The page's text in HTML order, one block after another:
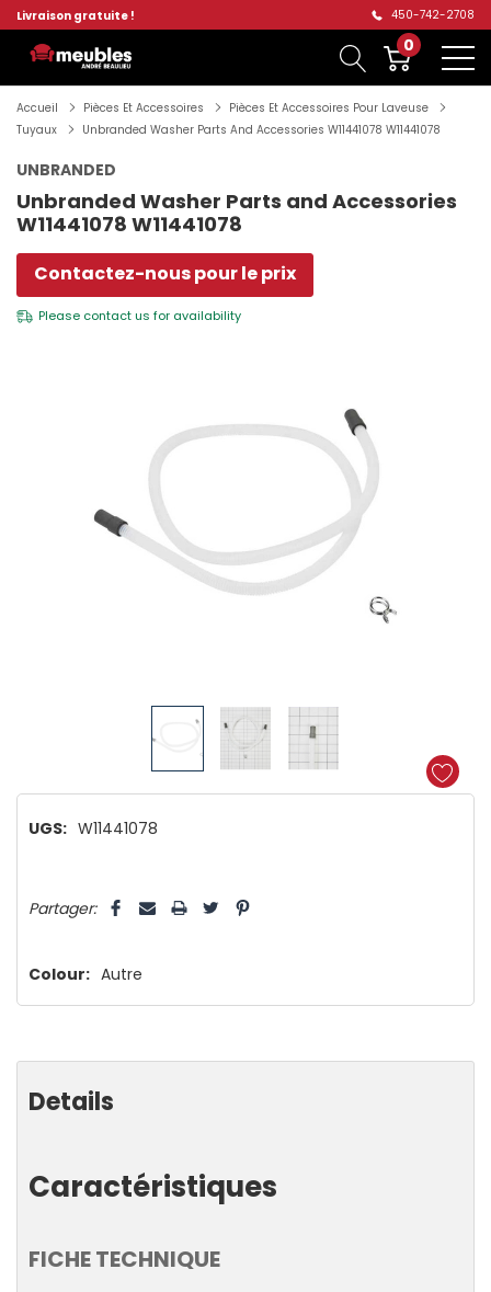
Livraison gratuite ! 450-742-2708
0
Accueil Pièces Et Accessoires
Pièces Et Accessoires Pour Laveuse
Tuyaux
Unbranded Washer Parts And Accessories W11441078 W11441078
UNBRANDED
Unbranded Washer Parts and Accessories
W11441078 W11441078
Contactez-nous pour le prix
Please contact us for availability
UGS: W11441078
vous!
n’en
reste
que
Partager:
Colour: Autre
Details
Caractéristiques
FICHE TECHNIQUE